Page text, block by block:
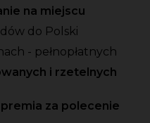
na miejscu
do Polski
- pełnopłatnych
i rzetelnych
za polecenie